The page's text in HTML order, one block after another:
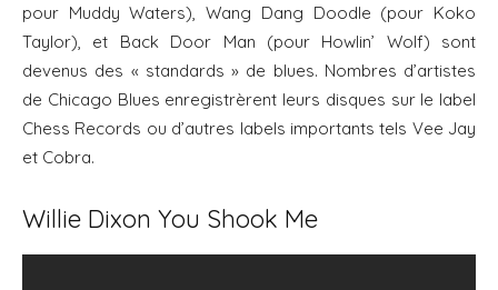
pour Muddy Waters), Wang Dang Doodle (pour Koko
Taylor), et Back Door Man (pour Howlin’ Wolf) sont
devenus des « standards » de blues. Nombres d’artistes
de Chicago Blues enregistrèrent leurs disques sur le label
Chess Records ou d’autres labels importants tels Vee Jay
et Cobra.
Willie Dixon You Shook Me